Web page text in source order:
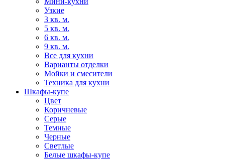
Узкие
3 кв. м.
5 кв. м.
6 кв. м.
9 кв. м.
Все для кухни
Варианты отделки
Мойки и смесители
Техника для кухни
Шкафы-купе
Цвет
Коричневые
Серые
Темные
Черные
Светлые
Белые шкафы-купе